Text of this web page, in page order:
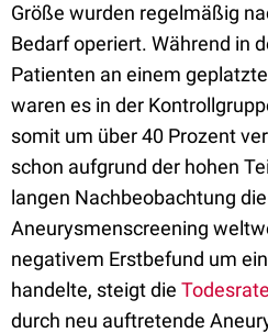
Größe wurden regelmäßig
Bedarf operiert. Während in
Patienten an einem
waren es in der
somit um über 40 Prozent
schon aufgrund der hohen
langen Nachbeobachtung
Aneurysmenscreening
negativem Erstbefund um
handelte, steigt die Todesrate
durch neu auftretende